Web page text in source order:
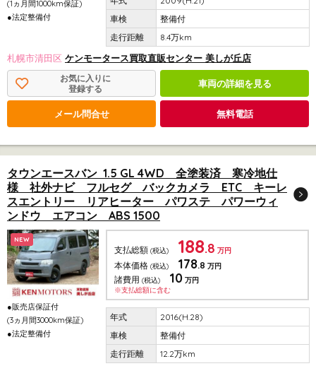
(1ヵ月間1000km保証)
●法定整備付
整備付
8.4万km
札幌市清田区 ケンモータース買取直販センター 美しが丘店
お気に入りに
登録する
車両の詳細を見る
メール問合せ 無料電話
タウンエースバン 1.5 GL 4WD 全塗装済 寒冷地仕
様 社外ナビ フルセグ バックカメラ ETC キーレ
スエントリー リアヒーター パワステ パワーウィ
ンドウ エアコン ABS 1500
NEW
●販売店保証付
(3ヵ月間3000km保証)
●法定整備付
支払総額 (税込) 188.8 万円
本体価格 (税込) 178.8 万円
諸費用 (税込) 10 万円
※支払総額に含む
2016(H.28)
整備付
12.2万km